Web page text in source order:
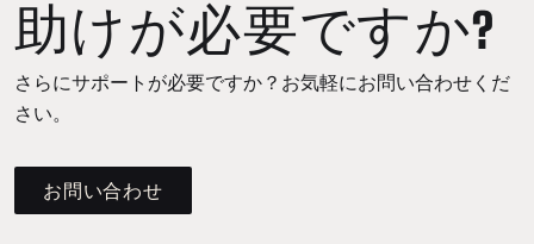
助けが必要ですか?
さらにサポートが必要ですか？お気軽にお問い合わせくだ
さい。
お問い合わせ